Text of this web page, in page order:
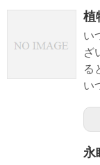
植
い
ざ
る
い
永